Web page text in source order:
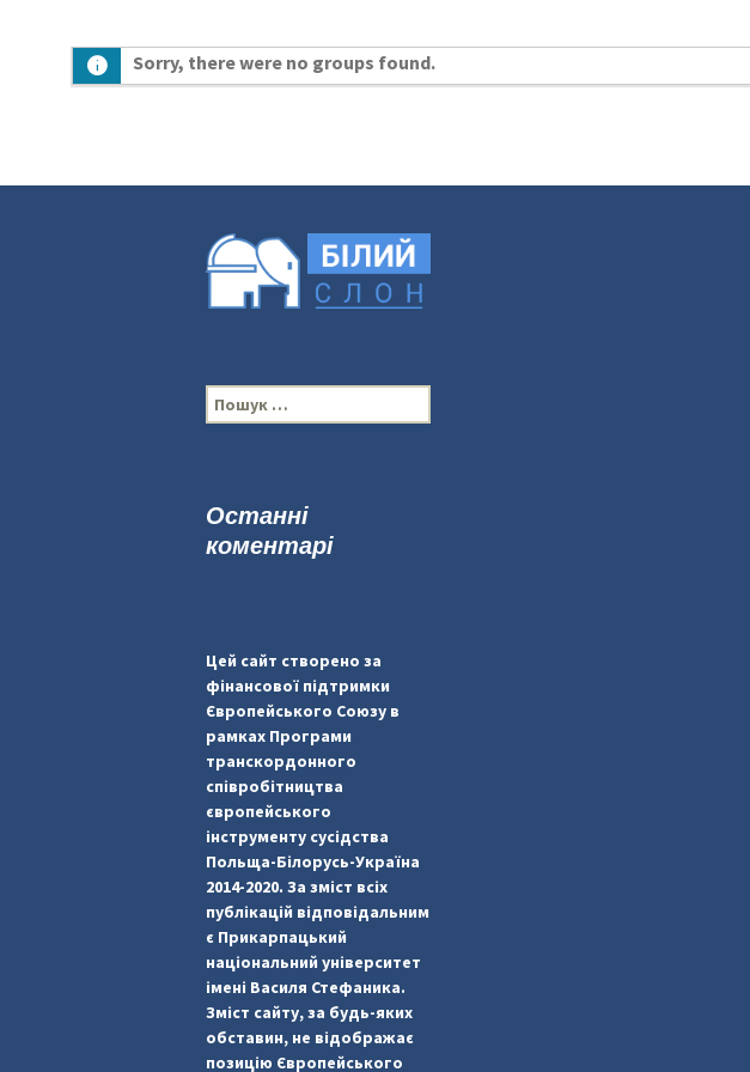
Sorry, there were no groups found.
П
о
:Останні
коментарі
Цей сайт створено за
фінансової підтримки
Європейського Союзу в
рамках Програми
транскордонного
співробітництва
європейського
інструменту сусідства
Польща-Білорусь-Україна
2014-2020. За зміст всіх
публікацій відповідальним
є Прикарпацький
національний університет
імені Василя Стефаника.
Зміст сайту, за будь-яких
обставин, не відображає
позицію Європейського